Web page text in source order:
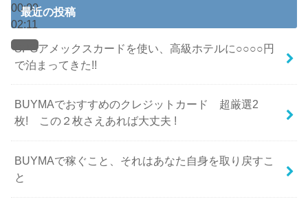
00:00
02:11
最近の投稿
SPGアメックスカードを使い、高級ホテルに○○○○円
で泊まってきた!!
BUYMAでおすすめのクレジットカード 超厳選2
枚! この２枚さえあれば大丈夫 !
BUYMAで稼ぐこと、それはあなた自身を取り戻すこ
と